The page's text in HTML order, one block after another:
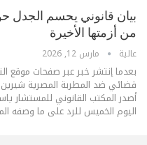
بيان قانوني يحسم
من أزمتها الأخيرة
عالية مارس 12, 2026
بعدما إنتشر خبر عبر صفحات موقع
قضائي ضد المطربة المصرية شيرين
أصدر المكتب القانوني للمستشار
اليوم الخميس للرد على ما وصفه